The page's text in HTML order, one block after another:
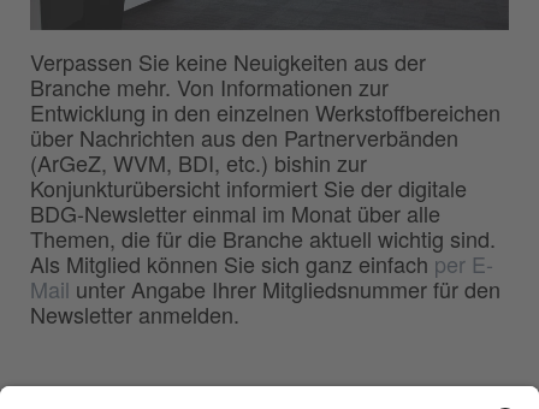
Verpassen Sie keine Neuigkeiten aus der
Branche mehr. Von Informationen zur
Entwicklung in den einzelnen Werkstoffbereichen
über Nachrichten aus den Partnerverbänden
(ArGeZ, WVM, BDI, etc.) bishin zur
Konjunkturübersicht informiert Sie der digitale
BDG-Newsletter einmal im Monat über alle
Themen, die für die Branche aktuell wichtig sind.
Als Mitglied können Sie sich ganz einfach per E-
Mail unter Angabe Ihrer Mitgliedsnummer für den
Newsletter anmelden.